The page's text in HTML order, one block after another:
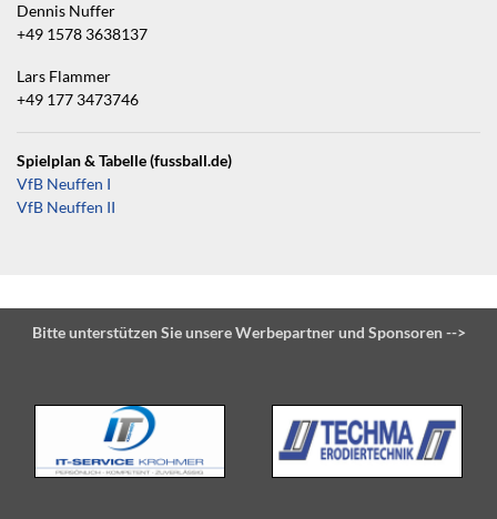
Dennis Nuffer
+49 1578 3638137
Lars Flammer
+49 177 3473746
Spielplan & Tabelle (fussball.de)
VfB Neuffen I
VfB Neuffen II
Bitte unterstützen Sie unsere Werbepartner und Sponsoren -->